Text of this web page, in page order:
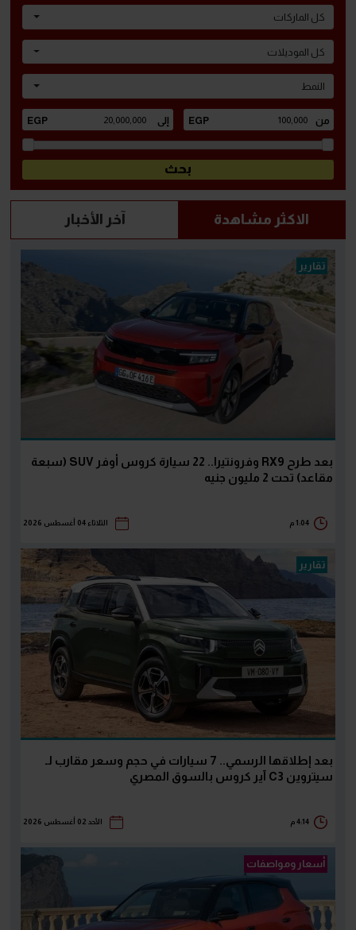
كل الماركات
كل الموديلات
النمط
الاكثر مشاهدة آخر الأخبار
تقارير
بعد طرح RX9 وفرونتيرا.. 22 سيارة كروس أوفر SUV (سبعة
مقاعد) تحت 2 مليون جنيه
1:04 م الثلاثاء 04 أغسطس 2026
تقارير
بعد إطلاقها الرسمي.. 7 سيارات في حجم وسعر مقارب لـ
سيتروين C3 آير كروس بالسوق المصري
4:14 م الأحد 02 أغسطس 2026
أسعار ومواصفات